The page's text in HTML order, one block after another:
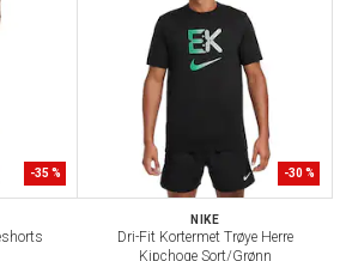
-35 % -30 %
NIKE
Dri-Fit Kortermet Trøye Herre
Kipchoge Sort/Grønn